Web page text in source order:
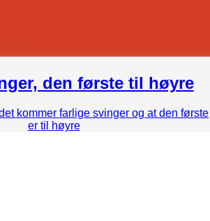
den første til høyre
kommer farlige svinger og at den første
er til høyre